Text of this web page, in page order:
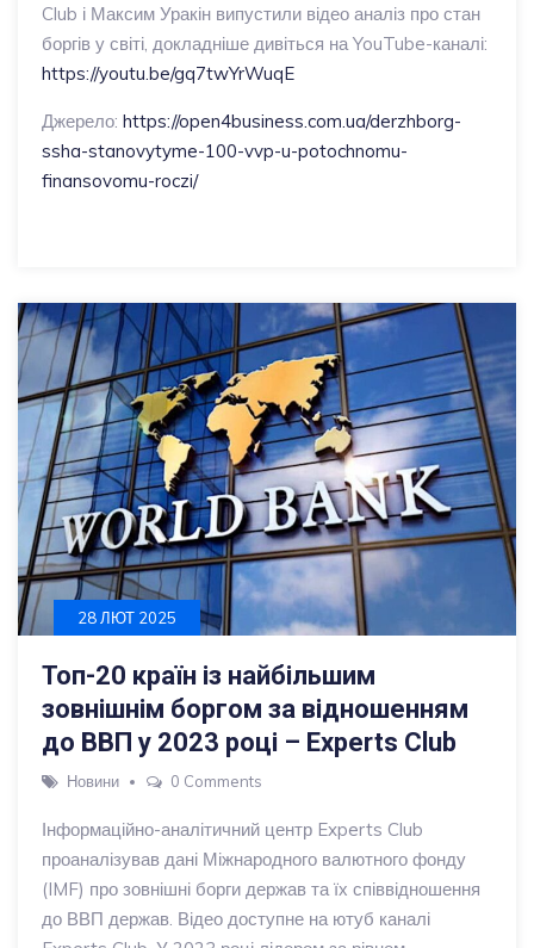
Club і Максим Уракін випустили відео аналіз про стан
боргів у світі, докладніше дивіться на YouTube-каналі:
https://youtu.be/gq7twYrWuqE
Джерело: https://open4business.com.ua/derzhborg-
ssha-stanovytyme-100-vvp-u-potochnomu-
finansovomu-roczi/
28 ЛЮТ 2025
Топ-20 країн із найбільшим
зовнішнім боргом за відношенням
до ВВП у 2023 році – Experts Club
Новини 0 Comments
Інформаційно-аналітичний центр Experts Club
проаналізував дані Міжнародного валютного фонду
(IMF) про зовнішні борги держав та їх співвідношення
до ВВП держав. Відео доступне на ютуб каналі